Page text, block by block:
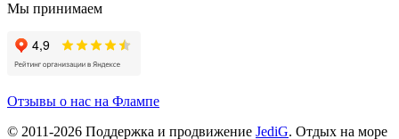
Мы принимаем
Отзывы о нас на Флампе
© 2011-2026 Поддержка и продвижение JediG. Отдых на море